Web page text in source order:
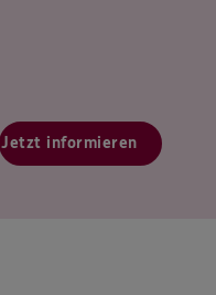
Jetzt informieren